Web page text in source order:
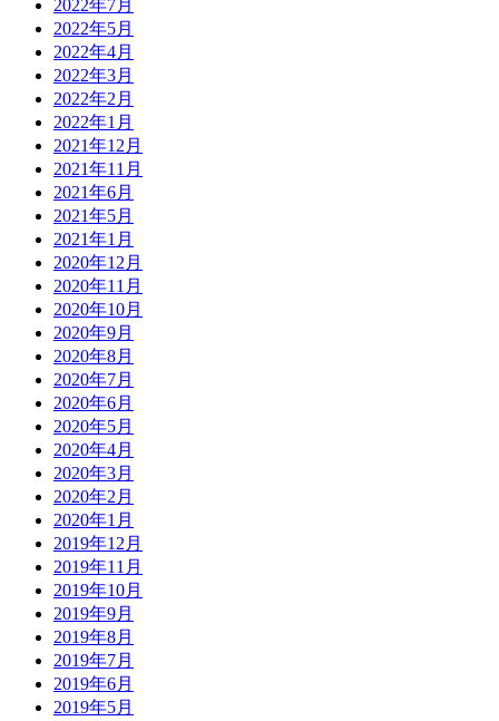
2022年7月
2022年5月
2022年4月
2022年3月
2022年2月
2022年1月
2021年12月
2021年11月
2021年6月
2021年5月
2021年1月
2020年12月
2020年11月
2020年10月
2020年9月
2020年8月
2020年7月
2020年6月
2020年5月
2020年4月
2020年3月
2020年2月
2020年1月
2019年12月
2019年11月
2019年10月
2019年9月
2019年8月
2019年7月
2019年6月
2019年5月